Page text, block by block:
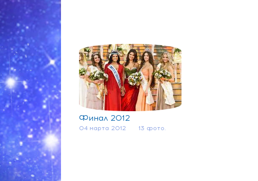
Финал 2012
04 марта 2012 13 фото.